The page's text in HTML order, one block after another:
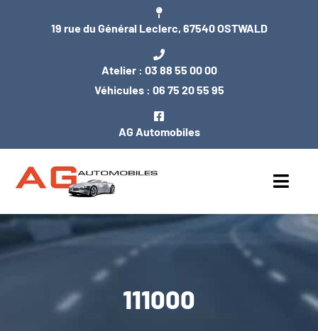
19 rue du Général Leclerc, 67540 OSTWALD
Atelier : 03 88 55 00 00
Véhicules : 06 75 20 55 95
AG Automobiles
ACCUEIL
ENTRETIEN / MÉCANIQUE111000